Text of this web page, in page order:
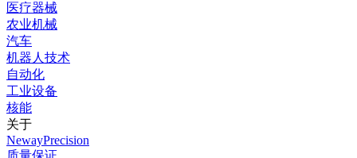
医疗器械
农业机械
汽车
机器人技术
自动化
工业设备
核能
关于
NewayPrecision